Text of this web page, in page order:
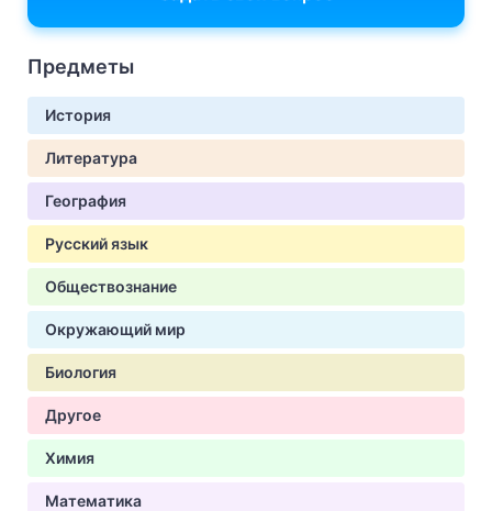
Предметы
История
Литература
География
Русский язык
Обществознание
Окружающий мир
Биология
Другое
Химия
Математика